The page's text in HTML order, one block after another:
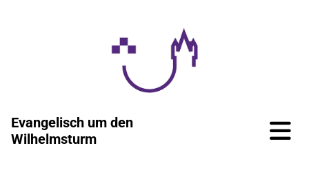
Evangelisch um den
Wilhelmsturm